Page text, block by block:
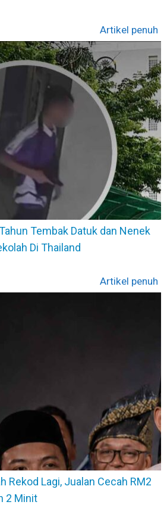
Artikel penuh
Tembak Datuk dan Nenek
Di Thailand
Artikel penuh
Rekod Lagi, Jualan Cecah RM2
2 Minit